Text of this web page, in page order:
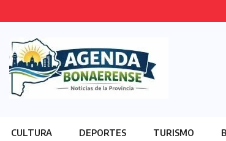
CULTURA DEPORTES TURISMO